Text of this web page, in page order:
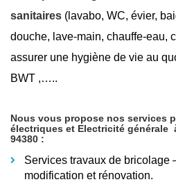
sanitaires (lavabo, WC, évier,
douche, lave-main, chauffe-eau,
assurer une hygiène de vie au
BWT ,…..
Nous vous propose nos services
électriques et Electricité générale
94380 :
Services travaux de bricolage
modification et rénovation.